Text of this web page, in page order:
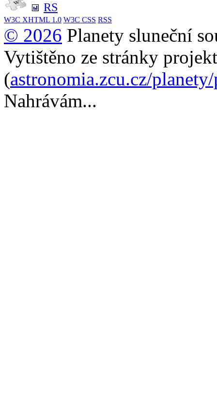
RS
W3C XHTML 1.0 W3C CSS RSS
© 2026 Planety sluneční
Vytištěno ze stránky
(astronomia.zcu.cz/
Nahrávám...